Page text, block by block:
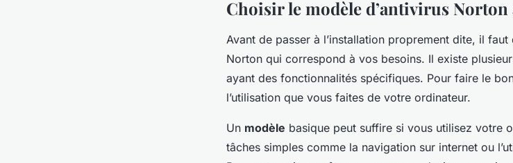
Choisir le modèle d’antivirus Norton
Avant de passer à l’installation proprement dite, il faut
Norton qui correspond à vos besoins. Il existe
ayant des fonctionnalités spécifiques. Pour faire le
l’utilisation que vous faites de votre ordinateur.
Un modèle basique peut suffire si vous utilisez votre
tâches simples comme la navigation sur internet ou